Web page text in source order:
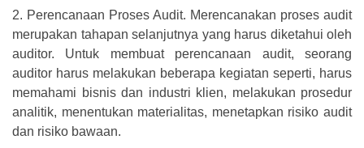
2. Perencanaan Proses Audit. Merencanakan proses audit
merupakan tahapan selanjutnya yang harus diketahui oleh
auditor. Untuk membuat perencanaan audit, seorang
auditor harus melakukan beberapa kegiatan seperti, harus
memahami bisnis dan industri klien, melakukan prosedur
analitik, menentukan materialitas, menetapkan risiko audit
dan risiko bawaan.